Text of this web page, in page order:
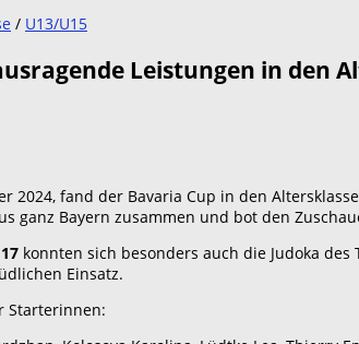
/ U13/U15
Leistungen in den
2024, fand der Bavaria Cup in den
ganz Bayern zusammen und bot den
konnten sich besonders auch die Judoka
Einsatz.
Starterinnen: